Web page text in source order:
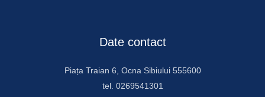
Date contact
Piața Traian 6, Ocna Sibiului 555600
tel. 0269541301